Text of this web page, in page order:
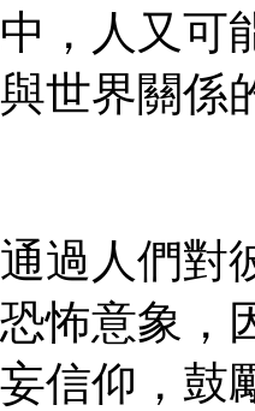
，人又可
世界關係
過人們對
怖意象，
信仰，鼓